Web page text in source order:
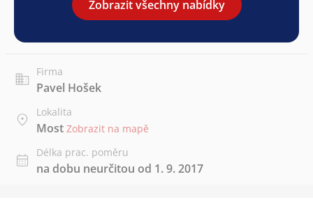
Zobrazit všechny nabídky
Firma
Pavel Hošek
Lokalita
Most Zobrazit na mapě
Délka prac. poměru
na dobu neurčitou od 1. 9. 2017